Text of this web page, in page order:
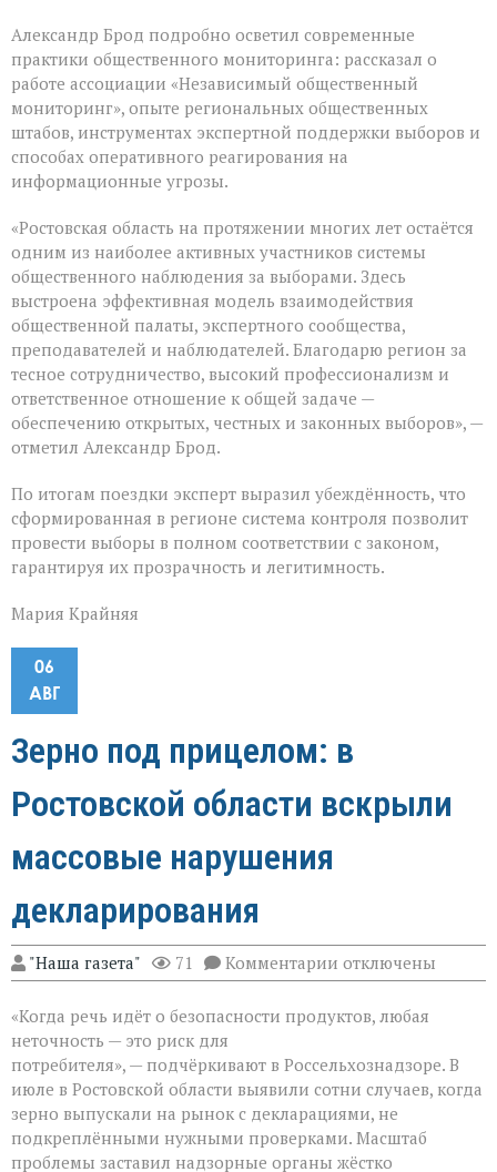
Александр Брод подробно осветил современные
практики общественного мониторинга: рассказал о
работе ассоциации «Независимый общественный
мониторинг», опыте региональных общественных
штабов, инструментах экспертной поддержки выборов и
способах оперативного реагирования на
информационные угрозы.
«Ростовская область на протяжении многих лет остаётся
одним из наиболее активных участников системы
общественного наблюдения за выборами. Здесь
выстроена эффективная модель взаимодействия
общественной палаты, экспертного сообщества,
преподавателей и наблюдателей. Благодарю регион за
тесное сотрудничество, высокий профессионализм и
ответственное отношение к общей задаче —
обеспечению открытых, честных и законных выборов», —
отметил Александр Брод.
По итогам поездки эксперт выразил убеждённость, что
сформированная в регионе система контроля позволит
провести выборы в полном соответствии с законом,
гарантируя их прозрачность и легитимность.
Мария Крайняя
06
АВГ
Зерно под прицелом: в
Ростовской области вскрыли
массовые нарушения
декларирования
"Наша газета" 71 Комментарии к
записи
под
Ростовской
области
вскрыли
массовые
нарушения
отключены
«Когда речь идёт о безопасности продуктов, любая
неточность — это риск для
потребителя», — подчёркивают в Россельхознадзоре. В
июле в Ростовской области выявили сотни случаев, когда
зерно выпускали на рынок с декларациями, не
подкреплёнными нужными проверками. Масштаб
проблемы заставил надзорные органы жёстко